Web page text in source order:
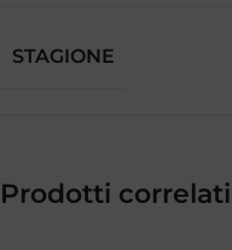
STAGIONE
Prodotti correlati